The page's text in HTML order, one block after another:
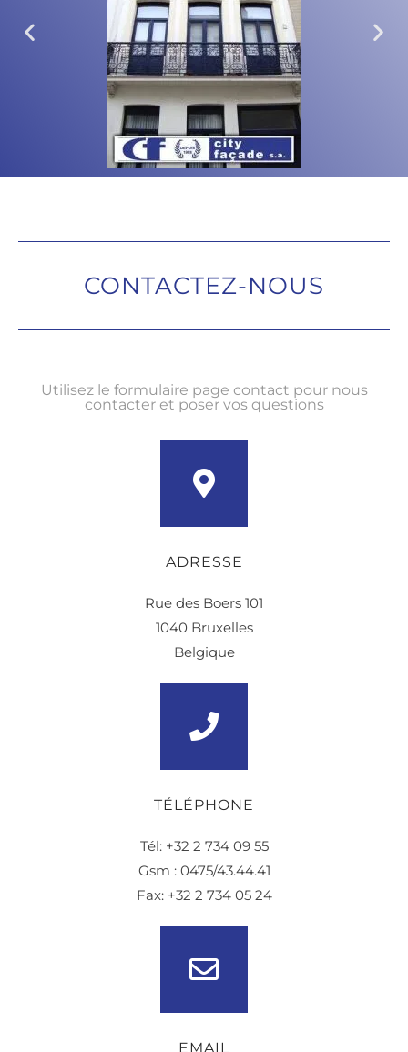
CONTACTEZ-NOUS
Utilisez le formulaire page contact pour nous
contacter et poser vos questions
ADRESSE
Rue des Boers 101
1040 Bruxelles
Belgique
TÉLÉPHONE
Tél: +32 2 734 09 55
Gsm : 0475/43.44.41
Fax: +32 2 734 05 24
EMAIL